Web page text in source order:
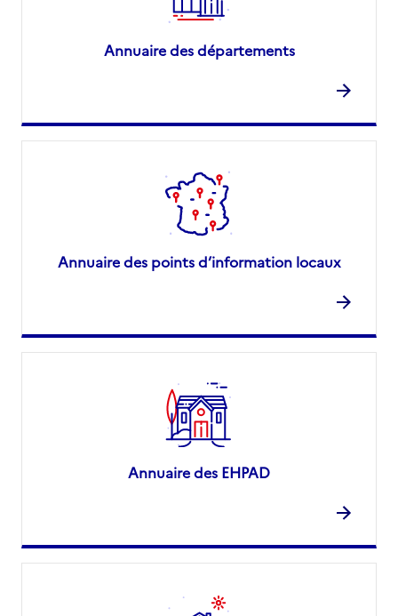
Annuaire des départements
Annuaire des points d’information locaux
Annuaire des EHPAD